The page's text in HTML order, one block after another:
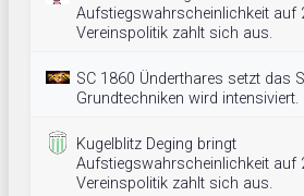
Aufstiegswahrscheinlichkeit auf
Vereinspolitik zahlt sich aus.
SC 1860 Ünderthares setzt das
Grundtechniken wird intensiviert.
Kugelblitz Deging bringt
Aufstiegswahrscheinlichkeit auf
Vereinspolitik zahlt sich aus.